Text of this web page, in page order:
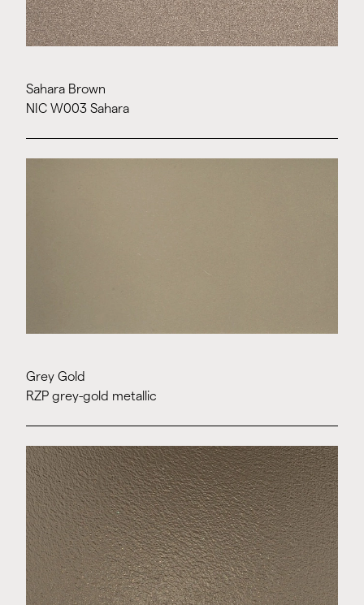
Sahara Brown
NIC W003 Sahara
Grey Gold
RZP grey-gold metallic